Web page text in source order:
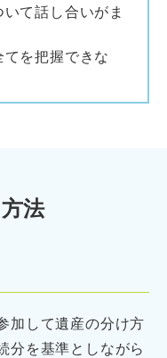
て話し合いがま
を把握できな
法
加して遺産の分け方
分を基準としながら